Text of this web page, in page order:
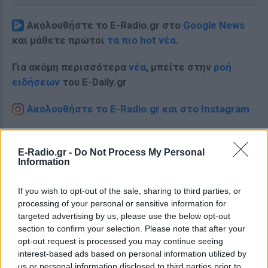
E-Radio.gr - Do Not Process My Personal
Information
If you wish to opt-out of the sale, sharing to third parties, or
processing of your personal or sensitive information for
targeted advertising by us, please use the below opt-out
section to confirm your selection. Please note that after your
opt-out request is processed you may continue seeing
interest-based ads based on personal information utilized by
Ακολουθήστε το E-Radio.gr στο Google News
και μάθετε πρώτοι τα πιο hot νέα.
Για ακόμη περισσότερα νέα, μπείτε στην ροή
ειδήσεων του E-Daily.gr
Ακολουθήστε το E-Radio.gr και στο Instagram
ΔΙΑΦΗΜΙΣΗ